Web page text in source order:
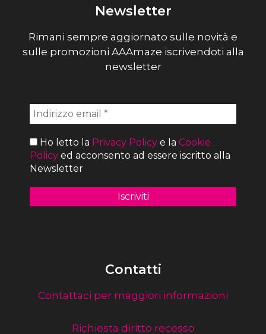
Newsletter
Rimani sempre aggiornato sulle novità e
sulle promozioni AAAmaze iscrivendoti alla
newsletter
Ho letto la Privacy Policy e la Cookie
Policy ed acconsento ad essere iscritto alla
Newsletter
Contatti
Contattaci per maggiori informazioni
Richiesta diritto recesso